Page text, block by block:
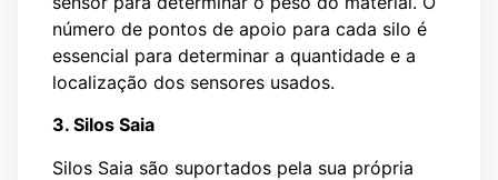
número de pontos de apoio para cada silo é
essencial para determinar a quantidade e a
localização dos sensores usados.
3. Silos Saia
Silos Saia são suportados pela sua própria